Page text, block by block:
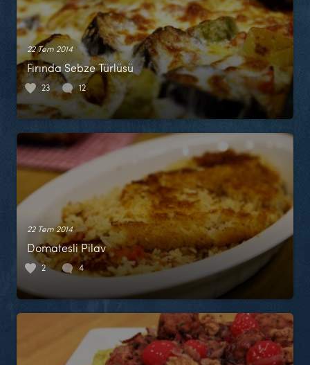
22 Tem 2014
Fırında Sebze Türlüsü
23 12
22 Tem 2014
Domatesli Pilav
2 4